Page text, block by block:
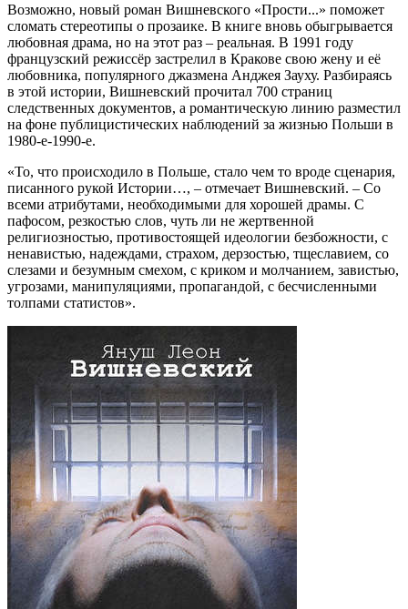
Возможно, новый роман Вишневского «Прости...» поможет
сломать стереотипы о прозаике. В книге вновь обыгрывается
любовная драма, но на этот раз – реальная. В 1991 году
французский режиссёр застрелил в Кракове свою жену и её
любовника, популярного джазмена Анджея Зауху. Разбираясь
в этой истории, Вишневский прочитал 700 страниц
следственных документов, а романтическую линию разместил
на фоне публицистических наблюдений за жизнью Польши в
1980-е-1990-е.
«То, что происходило в Польше, стало чем то вроде сценария,
писанного рукой Истории…, – отмечает Вишневский. – Со
всеми атрибутами, необходимыми для хорошей драмы. С
пафосом, резкостью слов, чуть ли не жертвенной
религиозностью, противостоящей идеологии безбожности, с
ненавистью, надеждами, страхом, дерзостью, тщеславием, со
слезами и безумным смехом, с криком и молчанием, завистью,
угрозами, манипуляциями, пропагандой, с бесчисленными
толпами статистов».